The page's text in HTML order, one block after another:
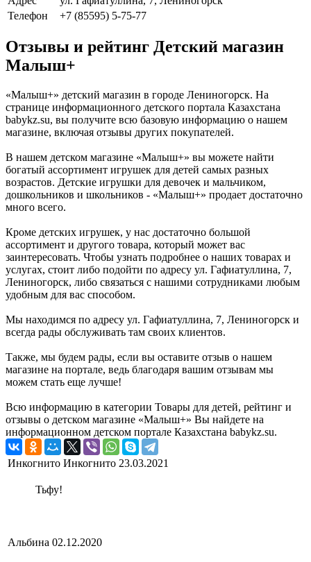
Телефон
+7 (85595) 5-75-77
Отзывы и рейтинг Детский магазин
Малыш+
«Малыш+» детский магазин в городе Лениногорск. На
странице информационного детского портала Казахстана
babykz.su, вы получите всю базовую информацию о нашем
магазине, включая отзывы других покупателей.
В нашем детском магазине «Малыш+» вы можете найти
богатый ассортимент игрушек для детей самых разных
возрастов. Детские игрушки для девочек и мальчиком,
дошкольников и школьников - «Малыш+» продает достаточно
много всего.
Кроме детских игрушек, у нас достаточно большой
ассортимент и другого товара, который может вас
заинтересовать. Чтобы узнать подробнее о наших товарах и
услугах, стоит либо подойти по адресу ул. Гафиатуллина, 7,
Лениногорск, либо связаться с нашими сотрудниками любым
удобным для вас способом.
Мы находимся по адресу ул. Гафиатуллина, 7, Лениногорск и
всегда рады обслуживать там своих клиентов.
Также, мы будем рады, если вы оставите отзыв о нашем
магазине на портале, ведь благодаря вашим отзывам мы
можем стать еще лучше!
Всю информацию в категории Товары для детей, рейтинг и
отзывы о детском магазине «Малыш+» Вы найдете на
информационном детском портале Казахстана babykz.su.
Инкогнито Инкогнито 23.03.2021
Тьфу!
Альбина 02.12.2020